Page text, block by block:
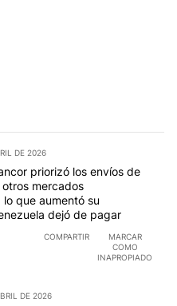
DE 2026
priorizó los envíos de
otros mercados
que aumentó su
dejó de pagar
COMPARTIR
MARCAR
COMO
INAPROPIADO
DE 2026